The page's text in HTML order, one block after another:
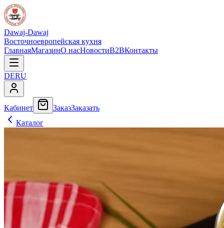
Dawaj-Dawaj
Восточноевропейская кухня
ГлавнаяМагазинО насНовостиB2BКонтакты
DERU
Кабинет ЗаказЗаказать
Каталог